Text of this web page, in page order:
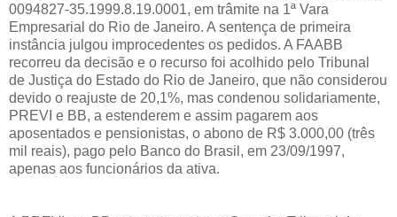
0094827-35.1999.8.19.0001, em trâmite na 1ª Vara
Empresarial do Rio de Janeiro. A sentença de primeira
instância julgou improcedentes os pedidos. A FAABB
recorreu da decisão e o recurso foi acolhido pelo Tribunal
de Justiça do Estado do Rio de Janeiro, que não considerou
devido o reajuste de 20,1%, mas condenou solidariamente,
PREVI e BB, a estenderem e assim pagarem aos
aposentados e pensionistas, o abono de R$ 3.000,00 (três
mil reais), pago pelo Banco do Brasil, em 23/09/1997,
apenas aos funcionários da ativa.